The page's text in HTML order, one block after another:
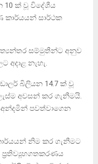
10 ක් වූ විදේශීය
කාර්යයන් සාර්ථක
සම්මුතීන්ට අනුව
අදාළ නැහැ.
බිලියන 14.7 ක් වූ
අවසන් කර ගැනීමයි.
අන්දමින් පවත්වාගෙන
නිම කර ගැනීමට
ප්‍රතිව්‍යූහගතකරණය